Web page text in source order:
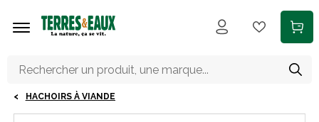
HACHOIRS À VIANDE